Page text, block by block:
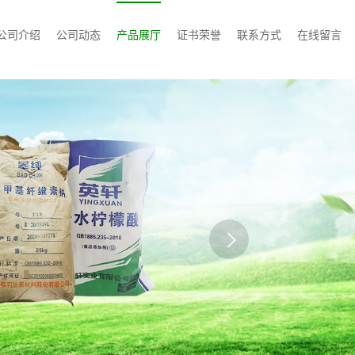
司介绍 公司动态 产品展厅 证书荣誉 联系方式 在线留言